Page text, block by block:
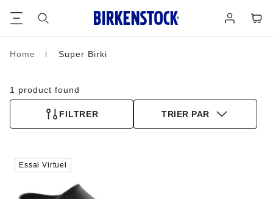
connecter
Page d’accueil
Home Super Birki
1 product found
FILTRER TRIER PAR
Cliquer
sur
échantillons
Essai Virtuel